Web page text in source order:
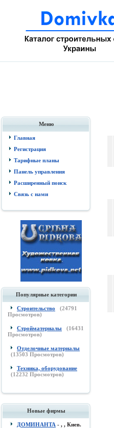
Меню
Главная
Регистрация
Тарифные планы
Панель управления
Расширенный поиск
Связь с нами
Популярные категории
Строительство (24791
Просмотров)
Стройматериалы (16431
Просмотров)
Отделочные материалы
(13503 Просмотров)
Техника, оборудование
(12232 Просмотров)
Новые фирмы
ДОМИНАНТА - , , Киев.